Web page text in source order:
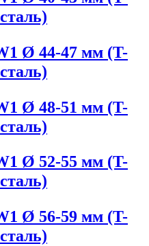
Ø 44-47 мм (T-
Ø 48-51 мм (T-
Ø 52-55 мм (T-
Ø 56-59 мм (T-